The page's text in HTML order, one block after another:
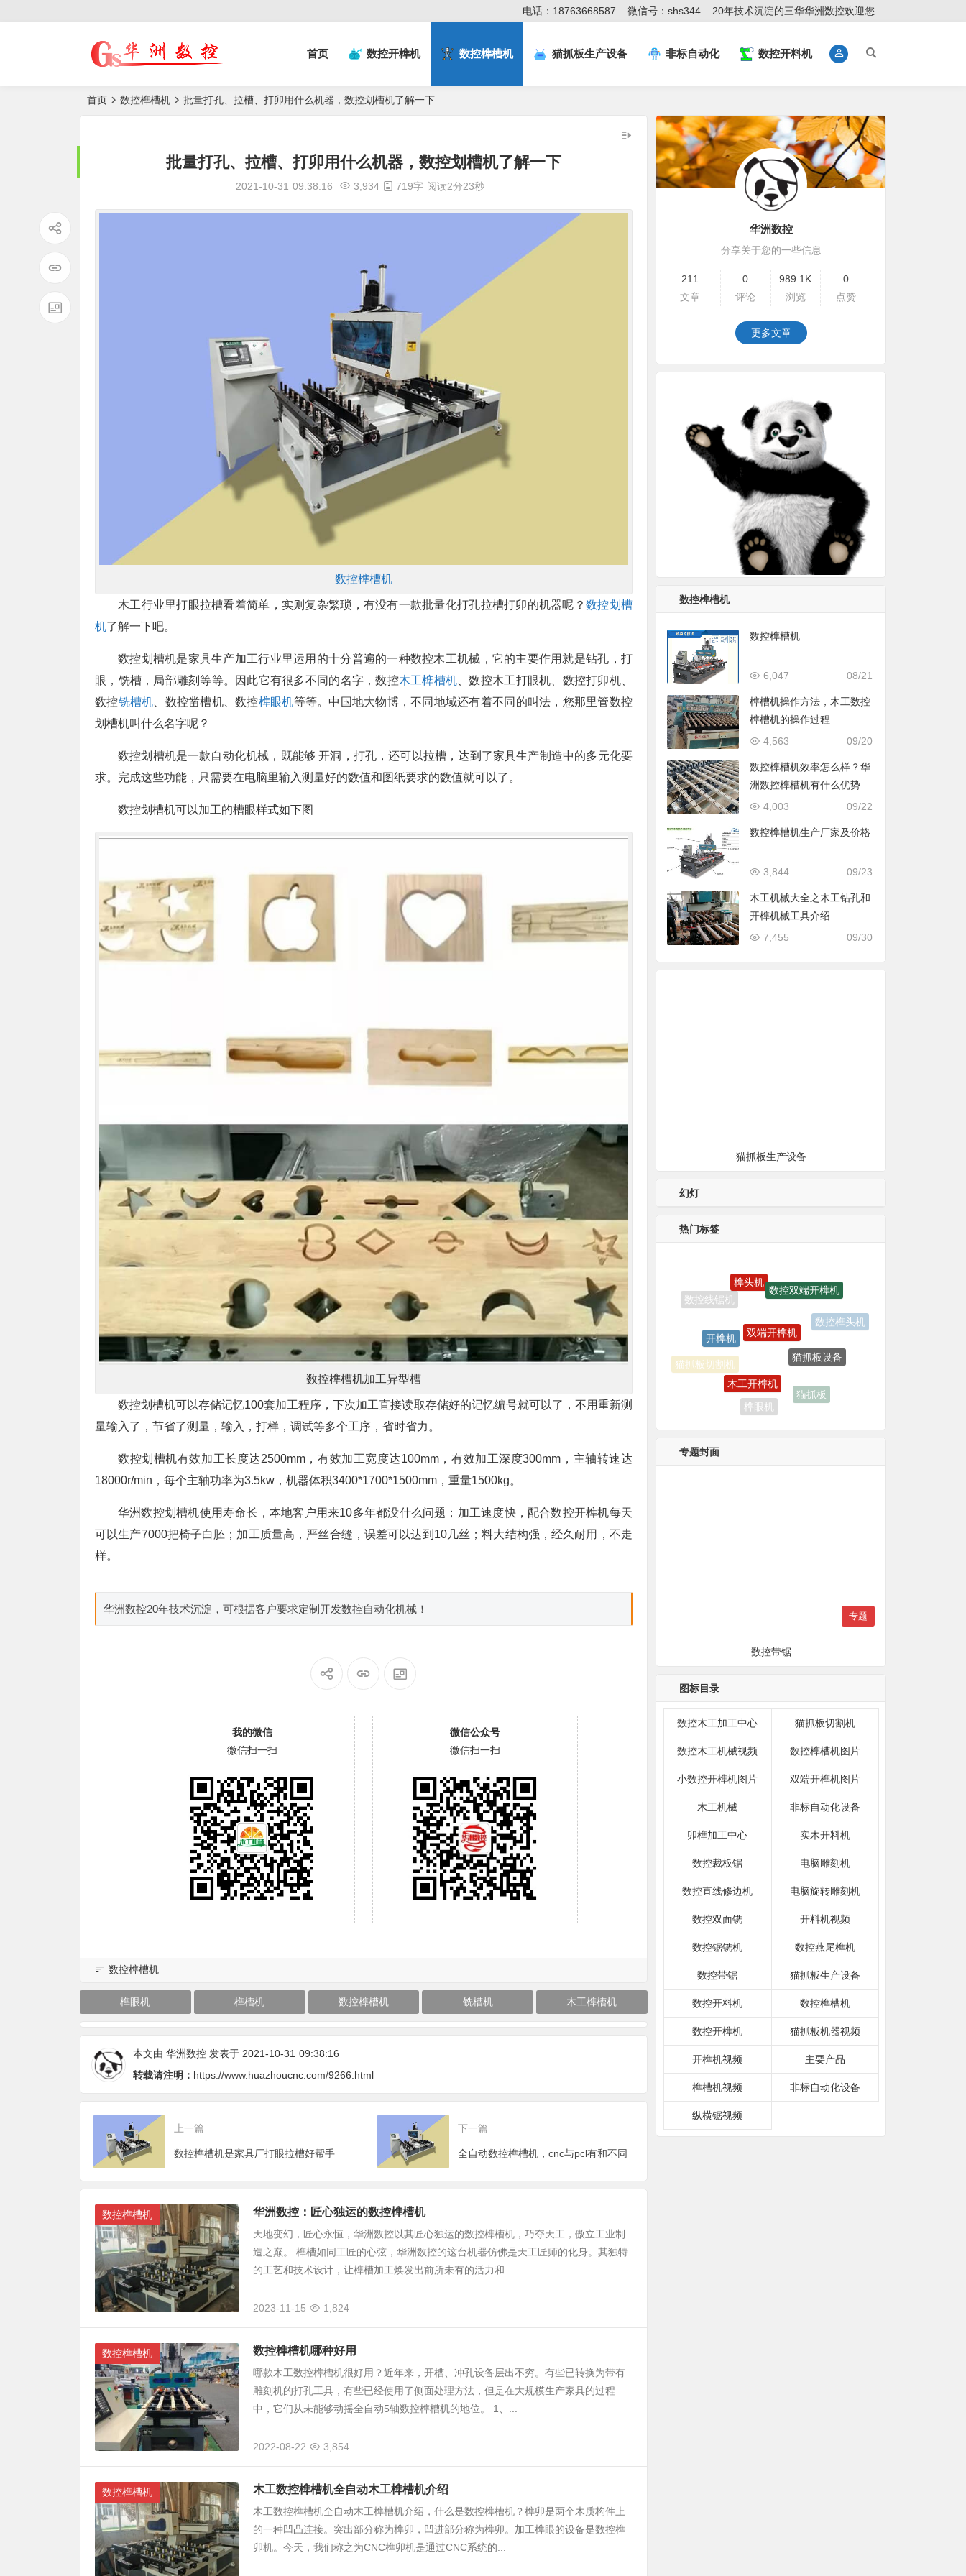
电话：18763668587 微信号：shs344 20年技术沉淀的三华华洲数控欢迎您
榫槽机|猫抓板生
产设备|非标 首页 数控开榫机 数控榫槽机 猫抓板生产设备 非标自动化 数控开料机
首页 数控榫槽机 批量打孔、拉槽、打卯用什么机器，数控划槽机了解一下
批量打孔、拉槽、打卯用什么机器，数控划槽机了解一下
2021-10-31 09:38:16 3,934 719字 阅读2分23秒
数控榫槽机
木工行业里打眼拉槽看着简单，实则复杂繁琐，有没有一款批量化打孔拉槽打卯的机器呢？数控划槽
机了解一下吧。
数控划槽机是家具生产加工行业里运用的十分普遍的一种数控木工机械，它的主要作用就是钻孔，打
眼，铣槽，局部雕刻等等。因此它有很多不同的名字，数控木工榫槽机 、数控木工打眼机、数控打卯机、
数控铣槽机 、数控凿槽机、数控榫眼机等等。中国地大物博，不同地域还有着不同的叫法，您那里管数控
划槽机叫什么名字呢？
数控划槽机是一款自动化机械，既能够 开洞，打孔，还可以拉槽，达到了家具生产制造中的多元化要
求。完成这些功能，只需要在电脑里输入测量好的数值和图纸要求的数值就可以了。
数控划槽机可以加工的槽眼样式如下图
数控榫槽机加工异型槽
数控划槽机可以存储记忆100套加工程序，下次加工直接读取存储好的记忆编号就可以了，不用重新测
量输入了，节省了测量，输入，打样，调试等多个工序，省时省力。
数控划槽机有效加工长度达2500mm，有效加工宽度达100mm，有效加工深度300mm，主轴转速达
18000r/min，每个主轴功率为3.5kw，机器体积3400*1700*1500mm，重量1500kg。
华洲数控划槽机使用寿命长，本地客户用来10多年都没什么问题；加工速度快，配合数控开榫机每天
可以生产7000把椅子白胚；加工质量高，严丝合缝，误差可以达到10几丝；料大结构强，经久耐用，不走
样。
华洲数控20年技术沉淀，可根据客户要求定制开发数控自动化机械！
我的微信
微信扫一扫
微信公众号
微信扫一扫
数控榫槽机
榫眼机 榫槽机 数控榫槽机 铣槽机 木工榫槽机
本文由 华洲数控 发表于 2021-10-31 09:38:16
转载请注明： https://www.huazhoucnc.com/9266.html
上一篇
数控榫槽机是家具厂打眼拉槽好帮手
下一篇
全自动数控榫槽机，cnc与pcl有和不同
数控榫槽机 华洲数控：匠心独运的数控榫槽机
天地变幻，匠心永恒，华洲数控以其匠心独运的数控榫槽机，巧夺天工，傲立工业制
造之巅。 榫槽如同工匠的心弦，华洲数控的这台机器仿佛是天工匠师的化身。其独特
的工艺和技术设计，让榫槽加工焕发出前所未有的活力和...
2023-11-15 1,824
数控榫槽机 数控榫槽机哪种好用
哪款木工数控榫槽机很好用？近年来，开槽、冲孔设备层出不穷。有些已转换为带有
雕刻机的打孔工具，有些已经使用了侧面处理方法，但是在大规模生产家具的过程
中，它们从未能够动摇全自动5轴数控榫槽机的地位。 1、...
2022-08-22 3,854
数控榫槽机 木工数控榫槽机全自动木工榫槽机介绍
木工数控榫槽机全自动木工榫槽机介绍，什么是数控榫槽机？榫卯是两个木质构件上
的一种凹凸连接。突出部分称为榫卯，凹进部分称为榫卯。加工榫眼的设备是数控榫
卯机。今天，我们称之为CNC榫卯机是通过CNC系统的...
华洲数控
分享关于您的一些信息
211
文章
0
评论
989.1K
浏览
0
点赞
更多文章
数控榫槽机
数控榫槽机
08/21
6,047
榫槽机操作方法，木工数控
榫槽机的操作过程
09/20
4,563
数控榫槽机效率怎么样？华
洲数控榫槽机有什么优势
09/22
4,003
数控榫槽机生产厂家及价格
09/23
3,844
木工机械大全之木工钻孔和
开榫机械工具介绍
09/30
7,455
猫抓板生产设备
幻灯
热门标签
数控榫头机
猫抓板切割机
开榫机
双端开榫机
猫抓板设备
榫眼机
木工开榫机
专题封面
专题
数控带锯
图标目录
数控木工加工中心 猫抓板切割机
数控木工机械视频 数控榫槽机图片
小数控开榫机图片 双端开榫机图片
木工机械 非标自动化设备
卯榫加工中心 实木开料机
数控裁板锯 电脑雕刻机
数控直线修边机 电脑旋转雕刻机
数控双面铣 开料机视频
数控锯铣机 数控燕尾榫机
数控带锯 猫抓板生产设备
数控开料机 数控榫槽机
数控开榫机 猫抓板机器视频
开榫机视频 主要产品
榫槽机视频 非标自动化设备
纵横锯视频